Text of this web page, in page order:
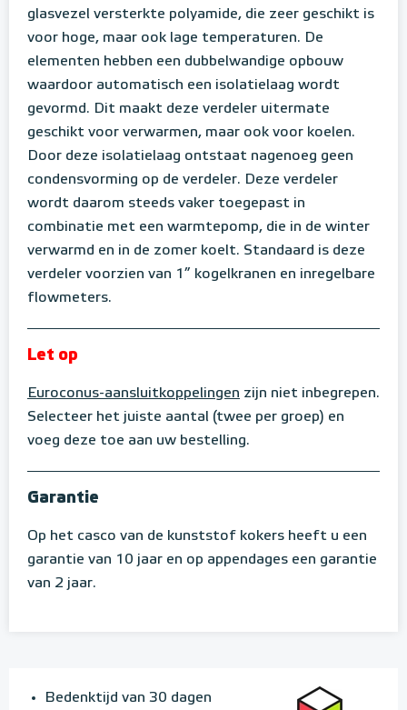
glasvezel versterkte polyamide, die zeer geschikt is
voor hoge, maar ook lage temperaturen. De
elementen hebben een dubbelwandige opbouw
waardoor automatisch een isolatielaag wordt
gevormd. Dit maakt deze verdeler uitermate
geschikt voor verwarmen, maar ook voor koelen.
Door deze isolatielaag ontstaat nagenoeg geen
condensvorming op de verdeler. Deze verdeler
wordt daarom steeds vaker toegepast in
combinatie met een warmtepomp, die in de winter
verwarmd en in de zomer koelt. Standaard is deze
verdeler voorzien van 1” kogelkranen en inregelbare
flowmeters.
Let op
Euroconus-aansluitkoppelingen zijn niet inbegrepen.
Selecteer het juiste aantal (twee per groep) en
voeg deze toe aan uw bestelling.
Garantie
Op het casco van de kunststof kokers heeft u een
garantie van 10 jaar en op appendages een garantie
van 2 jaar.
Bedenktijd van 30 dagen